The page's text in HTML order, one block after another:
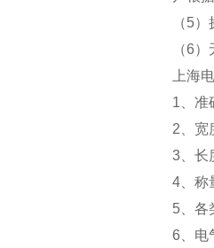
（5
（6
上海
1、准
2、宽
3、长
4、称
5、各
6、电